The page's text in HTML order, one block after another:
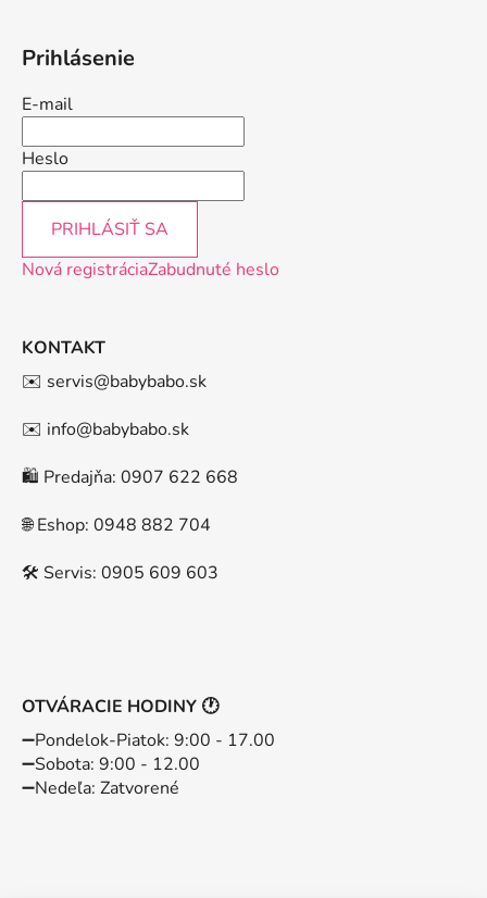
Prihlásenie
E-mail
Heslo
PRIHLÁSIŤ SA
Nová registráciaZabudnuté heslo
KONTAKT
✉️ servis@babybabo.sk
✉️ info@babybabo.sk
🛍️ Predajňa: 0907 622 668
🌐 Eshop: 0948 882 704
🛠️ Servis: 0905 609 603
OTVÁRACIE HODINY 🕐
➖️Pondelok-Piatok: 9:00 - 17.00
➖️Sobota: 9:00 - 12.00
➖️Nedeľa: Zatvorené